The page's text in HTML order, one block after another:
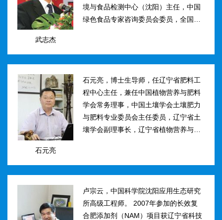
武志杰
境与食品检测中心（沈阳）主任，中国
绿色食品专家咨询委员会委员，全国肥
学调控、新型缓控释肥料研制；土壤...
石元亮
石元亮，博士生导师，任辽宁省肥料工
程中心主任，兼任中国植物营养与肥料
学会常务理事，中国土壤学会土壤肥力
与肥料专业委员会主任委员，辽宁省土
壤学会副理事长，辽宁省植物营养与肥
家“十二五&rdqu...
卢宗云，中国科学院沈阳应用生态研究
所高级工程师。 2007年参加的长效复
合肥添加剂（NAM）项目获辽宁省科技